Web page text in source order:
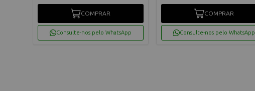
COMPRAR
Consulte-nos pelo WhatsApp
COMPRAR
Consulte-nos pelo WhatsApp